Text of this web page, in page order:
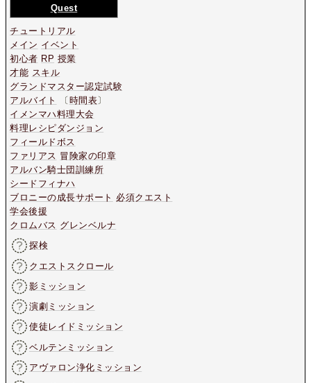
Quest
チュートリアル
メイン イベント
初心者 RP 授業
才能 スキル
グランドマスター認定試験
アルバイト
〔 時間表〕
イメンマハ料理大会
料理レシピダンジョン
フィールドボス
ファリアス 冒険家の印章
アルバン騎士団訓練所
シードフィナハ
ブロニーの成長サポート 必須クエスト
学会後援
クロムバス グレンベルナ
探検
クエストスクロール
影ミッション
演劇ミッション
使徒レイドミッション
ベルテンミッション
アヴァロン浄化ミッション